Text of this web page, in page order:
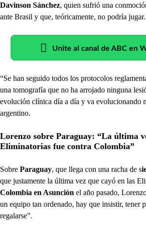
Davinson Sánchez, quien sufrió una
ante Brasil y que, teóricamente, no podría jugar.
Unite al canal de ABC en
“Se han seguido todos los protocolos
una tomografía que no ha arrojado ninguna
evolución clínica día a día y va evolucionando
argentino.
Lorenzo sobre Paraguay: “La última
Eliminatorias fue contra Colombia”
Sobre Paraguay, que llega con una racha de s
que justamente la última vez que cayó en las
Colombia en Asunción el año pasado,
un equipo tan ordenado, hay que insistir, tener
regalarse”.